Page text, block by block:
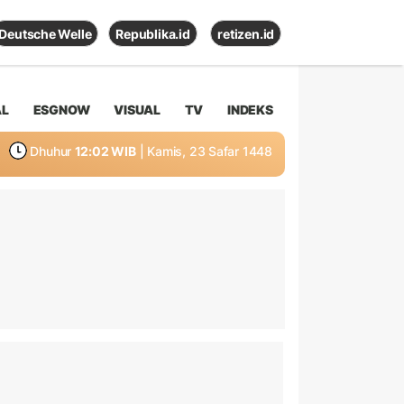
Deutsche Welle Republika.id retizen.id
ESGNOW VISUAL TV INDEKS
Dhuhur 12:02 WIB | Kamis, 23 Safar 1448